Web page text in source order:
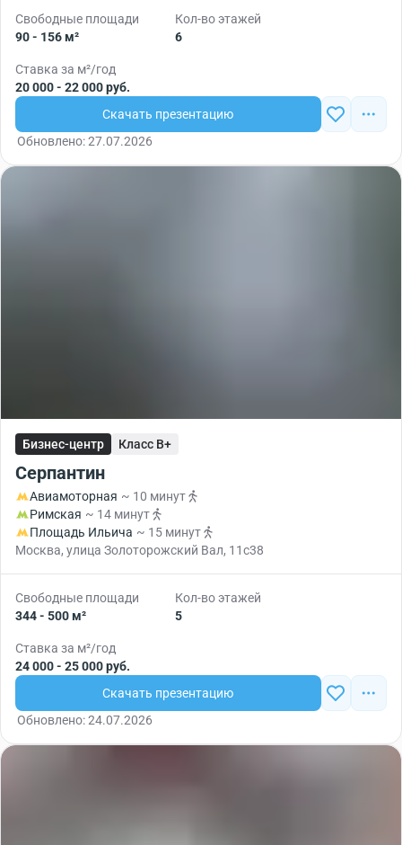
Свободные площади
90 - 156 м²
Кол-во этажей
6
Ставка за м²/год
20 000 - 22 000 руб.
Скачать презентацию
Обновлено: 27.07.2026
Бизнес-центр Класс B+
Серпантин
Авиамоторная ~ 10 минут
Римская ~ 14 минут
Площадь Ильича ~ 15 минут
Москва, улица Золоторожский Вал, 11с38
Свободные площади
344 - 500 м²
Кол-во этажей
5
Ставка за м²/год
24 000 - 25 000 руб.
Скачать презентацию
Обновлено: 24.07.2026